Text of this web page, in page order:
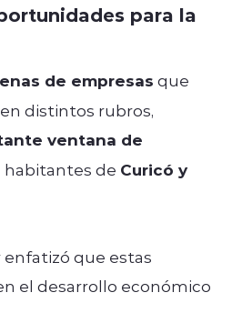
para la
de empresas que
distintos rubros,
ventana de
habitantes de Curicó y
enfatizó que estas
el desarrollo económico